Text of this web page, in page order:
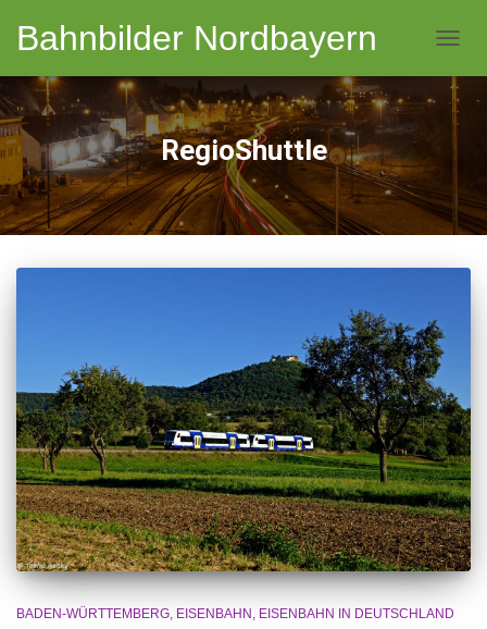
Bahnbilder Nordbayern
RegioShuttle
BADEN-WÜRTTEMBERG EISENBAHN EISENBAHN IN DEUTSCHLAND